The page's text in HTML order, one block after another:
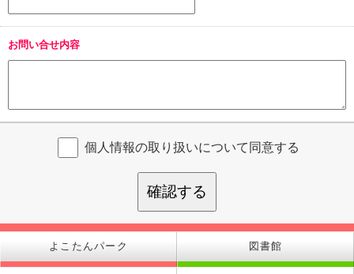
お問い合せ内容
個人情報の取り扱いについて同意する
確認する
よこたんパーク 図書館